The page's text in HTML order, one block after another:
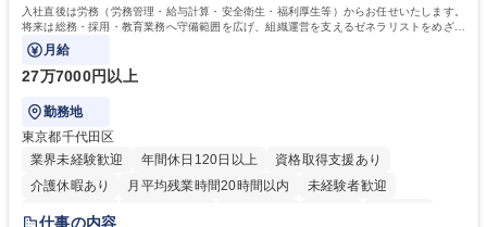
簿記検定1級 日商簿記検定2級 日商簿記検定3級
入社直後は労務（労務管理・給与計算・安全衛生・福利厚生等）からお任せいたします。
将来は総務・採用・教育業務へ守備範囲を広げ、組織運営を支えるゼネラリストをめざせ
ます。
月給
27万7000円以上
勤務地
東京都千代田区
業界未経験歓迎
年間休日120日以上
資格取得支援あり
介護休暇あり
月平均残業時間20時間以内
未経験者歓迎
住宅手当あり
仕事の内容